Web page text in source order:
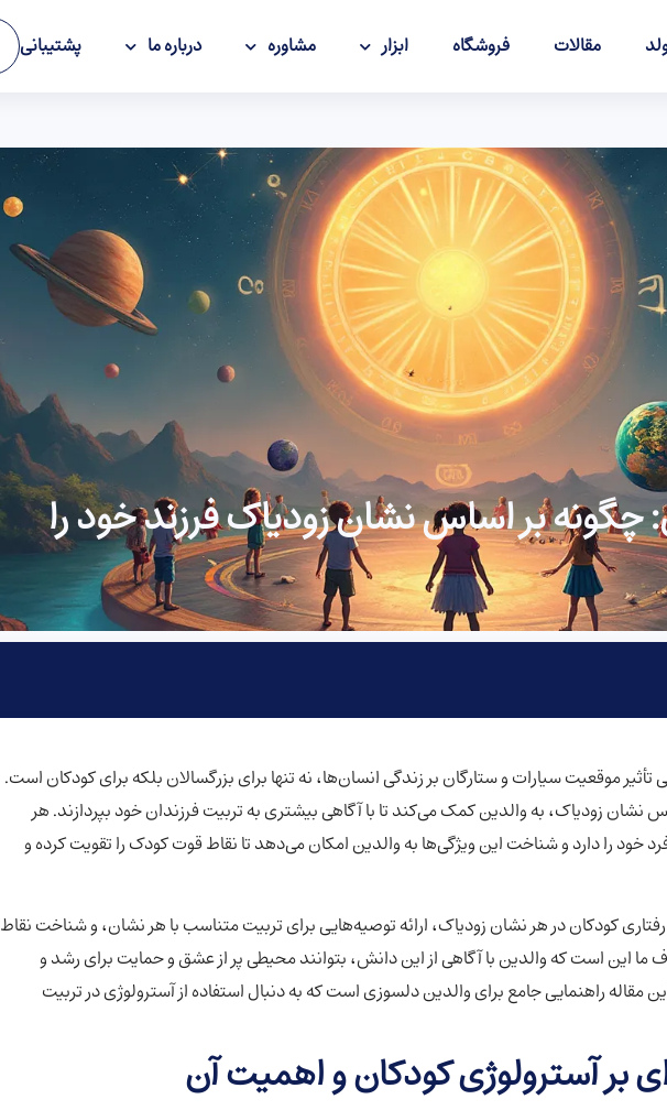
مقالات فروشگاه ابزار مشاوره درباره ما پشتیبانی
چگونه بر اساس نشان زودیاک فرزند خود را
موقعیت سیارات و ستارگان بر زندگی انسان‌ها، نه تنها برای بزرگسالان بلکه برای کودکان است.
نشان زودیاک، به والدین کمک می‌کند تا با آگاهی بیشتری به تربیت فرزندان خود بپردازند. هر
خود را دارد و شناخت این ویژگی‌ها به والدین امکان می‌دهد تا نقاط قوت کودک را تقویت کرده و
کودکان در هر نشان زودیاک، ارائه توصیه‌هایی برای تربیت متناسب با هر نشان، و شناخت نقاط
این است که والدین با آگاهی از این دانش، بتوانند محیطی پر از عشق و حمایت برای رشد و
مقاله راهنمایی جامع برای والدین دلسوزی است که به دنبال استفاده از آسترولوژی در تربیت
آسترولوژی کودکان و اهمیت آن